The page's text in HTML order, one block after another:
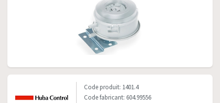
Code produit: 1401.4
Code fabricant: 604.99556